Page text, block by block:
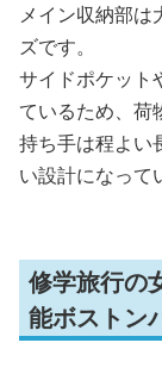
メイン収納部は
ズです。
サイドポケット
ているため、荷
持ち手は程よい
い設計になって
修学旅行の
能ボストン